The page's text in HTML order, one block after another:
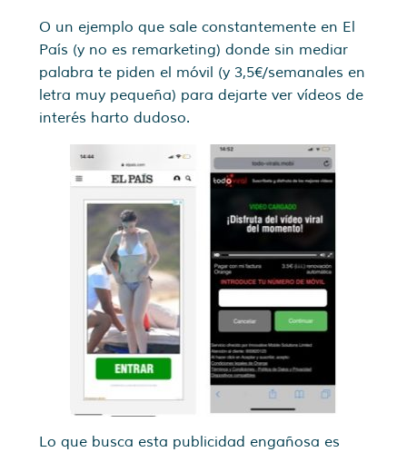
O un ejemplo que sale constantemente en El
País (y no es remarketing) donde sin mediar
palabra te piden el móvil (y 3,5€/semanales en
letra muy pequeña) para dejarte ver vídeos de
interés harto dudoso.
Lo que busca esta publicidad engañosa es